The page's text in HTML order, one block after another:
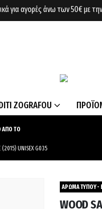
αγορές άνω των 50€ με την BOX
ZOGRAFOU
ΑΠΟ ΤΟ
(2015) UNISEX G035
ΑΡΩΜΑ ΤΥΠΟΥ -
WOOD